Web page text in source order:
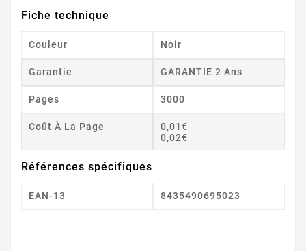
Fiche technique
Couleur Noir
Garantie GARANTIE 2 Ans
Pages 3000
Coût À La Page
0,01€
0,02€
Références spécifiques
EAN-13 8435490695023